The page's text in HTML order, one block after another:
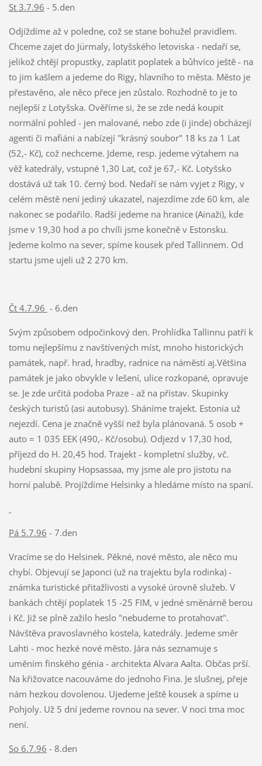
St 3.7.96 - 5.den
Odjíždíme až v poledne, což se stane bohužel pravidlem.
Chceme zajet do Jürmaly, lotyšského letoviska - nedaří se,
jelikož chtějí propustky, zaplatit poplatek a bůhvíco ještě - na
to jim kašlem a jedeme do Rigy, hlavního to města. Město je
přestavěno, ale něco přece jen zůstalo. Rozhodně to je to
nejlepší z Lotyšska. Ověříme si, že se zde nedá koupit
normální pohled - jen malované, nebo zde (i jinde) obcházejí
agenti či mafiáni a nabízejí "krásný soubor" 18 ks za 1 Lat
(52,- Kč), což nechceme. Jdeme, resp. jedeme výtahem na
věž katedrály, vstupné 1,30 Lat, což je 67,- Kč. Lotyšsko
dostává už tak 10. černý bod. Nedaří se nám vyjet z Rigy, v
celém městě není jediný ukazatel, najezdíme zde 60 km, ale
nakonec se podařilo. Radší jedeme na hranice (Ainaži), kde
jsme v 19,30 hod a po chvíli jsme konečně v Estonsku.
Jedeme kolmo na sever, spíme kousek před Tallinnem. Od
startu jsme ujeli už 2 270 km.
Čt 4.7.96 - 6.den
Svým způsobem odpočinkový den. Prohlídka Tallinnu patří k
tomu nejlepšímu z navštívených míst, mnoho historických
památek, např. hrad, hradby, radnice na náměstí aj.Většina
památek je jako obvykle v lešení, ulice rozkopané, opravuje
se. Je zde určitá podoba Praze - až na přístav. Skupinky
českých turistů (asi autobusy). Sháníme trajekt. Estonia už
nejezdí. Cena je značně vyšší než byla plánovaná. 5 osob +
auto = 1 035 EEK (490,- Kč/osobu). Odjezd v 17,30 hod,
příjezd do H. 20,45 hod. Trajekt - kompletní služby, vč.
hudební skupiny Hopsassaa, my jsme ale pro jistotu na
horní palubě. Projíždíme Helsinky a hledáme místo na spaní.
Pá 5.7.96 - 7.den
Vracíme se do Helsinek. Pěkné, nové město, ale něco mu
chybí. Objevují se Japonci (už na trajektu byla rodinka) -
známka turistické přitažlivosti a vysoké úrovně služeb. V
bankách chtějí poplatek 15 -25 FIM, v jedné směnárně berou
i Kč. Již se plně zažilo heslo "nebudeme to protahovat".
Návštěva pravoslavného kostela, katedrály. Jedeme směr
Lahti - moc hezké nové město. Jára nás seznamuje s
uměním finského génia - architekta Alvara Aalta. Občas prší.
Na křižovatce nacouváme do jednoho Fina. Je slušnej, přeje
nám hezkou dovolenou. Ujedeme ještě kousek a spíme u
Pohjoly. Už 5 dní jedeme rovnou na sever. V noci tma moc
není.
So 6.7.96 - 8.den